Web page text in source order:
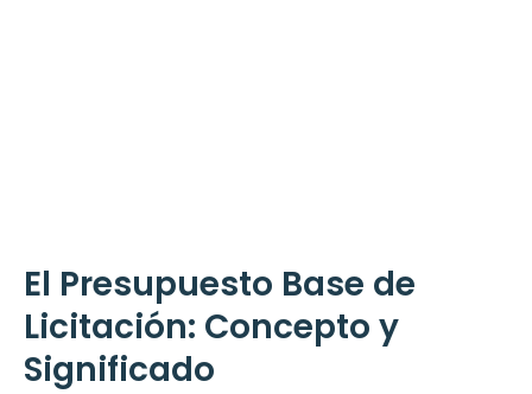
El Presupuesto Base de
Licitación: Concepto y
Significado